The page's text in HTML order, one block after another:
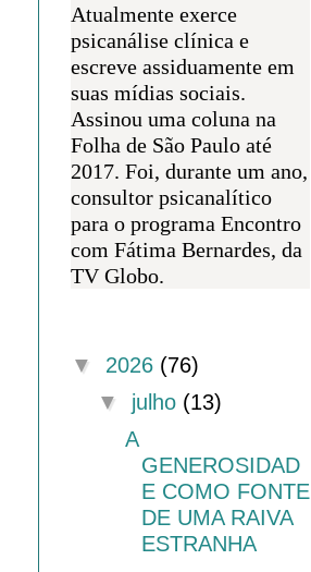
Atualmente exerce
psicanálise clínica e
escreve assiduamente em
suas mídias sociais.
Assinou uma coluna na
Folha de São Paulo até
2017. Foi, durante um ano,
consultor psicanalítico
para o programa Encontro
com Fátima Bernardes, da
TV Globo.
▼ 2026 (76)
▼ julho (13)
A
GENEROSIDAD
E COMO FONTE
DE UMA RAIVA
ESTRANHA